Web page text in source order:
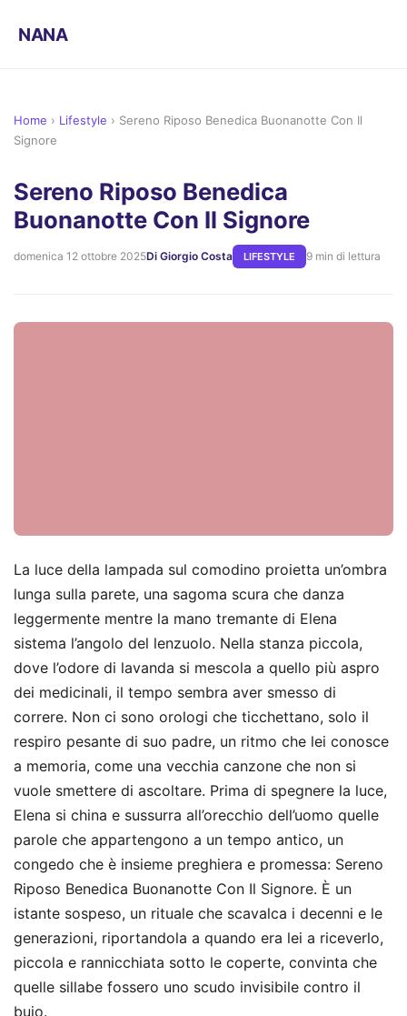
NANA
Home › Lifestyle › Sereno Riposo Benedica Buonanotte Con Il
Signore
Sereno Riposo Benedica
Buonanotte Con Il Signore
domenica 12 ottobre 2025Di Giorgio Costa LIFESTYLE 9 min di lettura
La luce della lampada sul comodino proietta un’ombra
lunga sulla parete, una sagoma scura che danza
leggermente mentre la mano tremante di Elena
sistema l’angolo del lenzuolo. Nella stanza piccola,
dove l’odore di lavanda si mescola a quello più aspro
dei medicinali, il tempo sembra aver smesso di
correre. Non ci sono orologi che ticchettano, solo il
respiro pesante di suo padre, un ritmo che lei conosce
a memoria, come una vecchia canzone che non si
vuole smettere di ascoltare. Prima di spegnere la luce,
Elena si china e sussurra all’orecchio dell’uomo quelle
parole che appartengono a un tempo antico, un
congedo che è insieme preghiera e promessa: Sereno
Riposo Benedica Buonanotte Con Il Signore. È un
istante sospeso, un rituale che scavalca i decenni e le
generazioni, riportandola a quando era lei a riceverlo,
piccola e rannicchiata sotto le coperte, convinta che
quelle sillabe fossero uno scudo invisibile contro il
buio.